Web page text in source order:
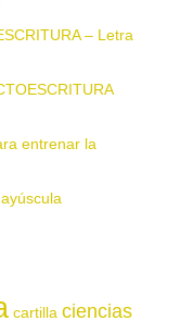
– Letra
entrenar la
cartilla ciencias